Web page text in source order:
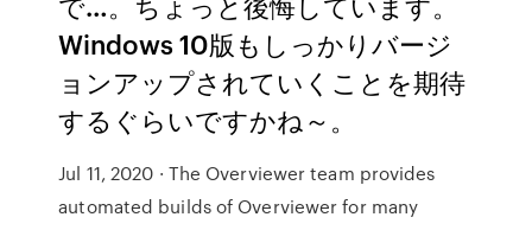
Windows 10版もしっかりバージ
ョンアップされていくことを期待
するぐらいですかね～。
Jul 11, 2020 · The Overviewer team provides
automated builds of Overviewer for many